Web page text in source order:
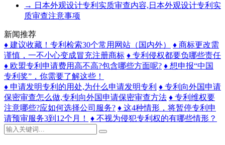
→ 日本外观设计专利实质审查内容,日本外观设计专利实
质审查注意事项
新闻推荐
♦ 建议收藏！专利检索30个常用网站（国内外）
♦ 商标更改需
谨慎，一不小心变成冒充注册商标 ♦ 专利侵权都要负哪些责任
♦ 欧盟专利申请费用高不高?包含哪些方面呢? ♦ 想申报“中国
专利奖”，你需要了解这些！
♦ 申请发明专利的用处,为什么申请发明专利 ♦ ​专利向外国申请
保密审查怎么做,专利向外国申请保密审查方法 ♦ 专利维权要
注意哪些?应如何选择公司服务? ♦ 这4种情形，将暂停专利申
请预审服务3到12个月！
♦ 不视为侵犯专利权的有哪些情形？